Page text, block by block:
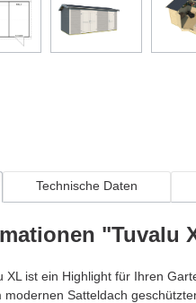
Technische Daten
"Tuvalu
XL ist ein Highlight für Ihren
modernen Satteldach